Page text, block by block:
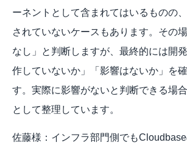
ーネントとして含まれてはいるものの
されていないケースもあります。その
なし」と判断しますが、最終的には開
作していないか」「影響はないか」を
す。実際に影響がないと判断できる場
として整理しています。
佐藤様：インフラ部門側でも